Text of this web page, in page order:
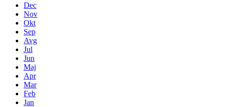
Dec
Nov
Okt
Sep
Avg
Jul
Jun
Maj
Apr
Mar
Feb
Jan